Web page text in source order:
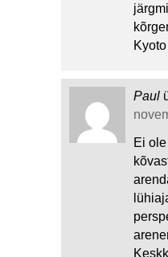
Paul
Ei